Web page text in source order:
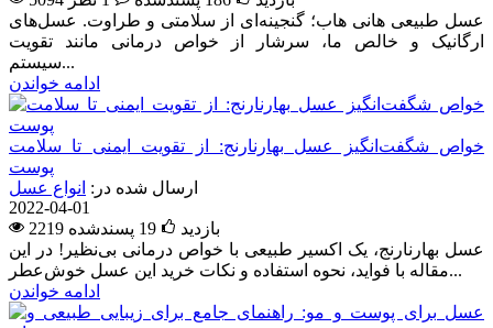
عسل طبیعی هانی هاب؛ گنجینه‌ای از سلامتی و طراوت. عسل‌های
ارگانیک و خالص ما، سرشار از خواص درمانی مانند تقویت
سیستم...
ادامه خواندن
خواص شگفت‌انگیز عسل بهارنارنج: از تقویت ایمنی تا سلامت
پوست
ارسال شده در: انواع عسل
2022-04-01
2219 بازدید
19 پسندشده
عسل بهارنارنج، یک اکسیر طبیعی با خواص درمانی بی‌نظیر! در این
مقاله با فواید، نحوه استفاده و نکات خرید این عسل خوش‌عطر...
ادامه خواندن